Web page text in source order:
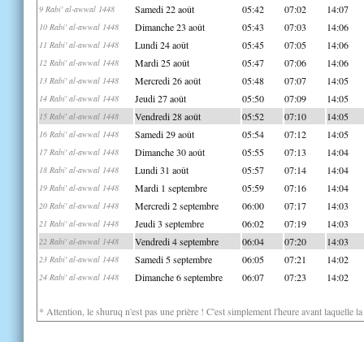
9 Rabi' al-awwal 1448 Samedi 22 août 05:42 07:02 14:07
10 Rabi' al-awwal 1448 Dimanche 23 août 05:43 07:03 14:06
11 Rabi' al-awwal 1448 Lundi 24 août 05:45 07:05 14:06
12 Rabi' al-awwal 1448 Mardi 25 août 05:47 07:06 14:06
13 Rabi' al-awwal 1448 Mercredi 26 août 05:48 07:07 14:05
14 Rabi' al-awwal 1448 Jeudi 27 août 05:50 07:09 14:05
15 Rabi' al-awwal 1448 Vendredi 28 août 05:52 07:10 14:05
16 Rabi' al-awwal 1448 Samedi 29 août 05:54 07:12 14:05
17 Rabi' al-awwal 1448 Dimanche 30 août 05:55 07:13 14:04
18 Rabi' al-awwal 1448 Lundi 31 août 05:57 07:14 14:04
19 Rabi' al-awwal 1448 Mardi 1 septembre 05:59 07:16 14:04
20 Rabi' al-awwal 1448 Mercredi 2 septembre 06:00 07:17 14:03
21 Rabi' al-awwal 1448 Jeudi 3 septembre 06:02 07:19 14:03
22 Rabi' al-awwal 1448 Vendredi 4 septembre 06:04 07:20 14:03
23 Rabi' al-awwal 1448 Samedi 5 septembre 06:05 07:21 14:02
24 Rabi' al-awwal 1448 Dimanche 6 septembre 06:07 07:23 14:02
* Attention, le shuruq n'est pas une prière ! C'est simplement l'heure avant laquelle